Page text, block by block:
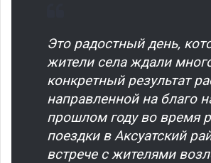
Это радостный день,
жители села ждали
конкретный результат
направленной на благо
прошлом году во время
поездки в Аксуатский
встрече с жителями